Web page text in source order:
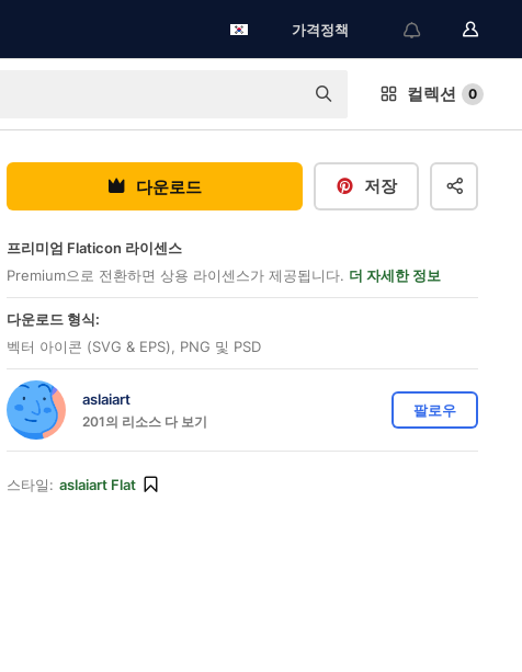
가격정책
컬렉션 0
다운로드 저장
프리미엄 Flaticon 라이센스
Premium으로 전환하면 상용 라이센스가 제공됩니다. 더 자세한 정보
다운로드 형식:
벡터 아이콘 (SVG & EPS), PNG 및 PSD
aslaiart
201의 리소스 다 보기
팔로우
스타일: aslaiart Flat